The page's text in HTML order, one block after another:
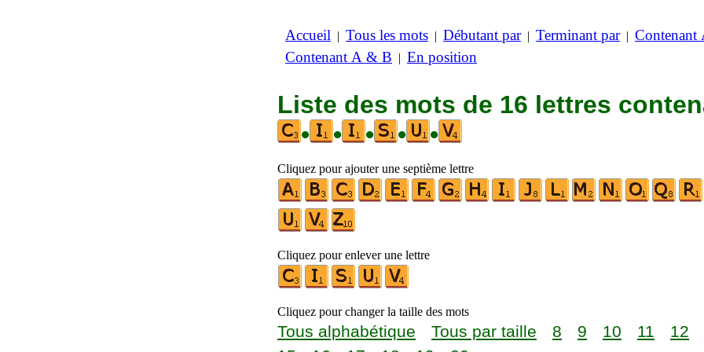
Accueil | Tous les mots | Débutant par| Terminant par| Contenant
Contenant A & B | En position
Liste des mots de 16 lettres
•
• • • •
Cliquez pour ajouter une septième lettre
Cliquez pour enlever une lettre
Cliquez pour changer la taille des mots
Tous alphabétique Tous par taille 8 9 10 11 12